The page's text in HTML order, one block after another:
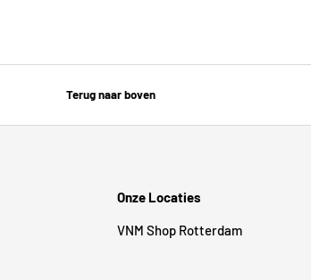
Terug naar boven
Onze Locaties
VNM Shop Rotterdam